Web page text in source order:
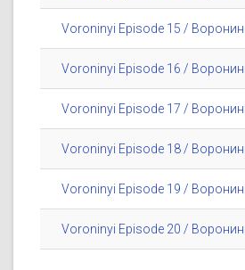
Voroninyi Episode 15 /
Voroninyi Episode 16 /
Voroninyi Episode 17 /
Voroninyi Episode 18 /
Voroninyi Episode 19 /
Voroninyi Episode 20 /